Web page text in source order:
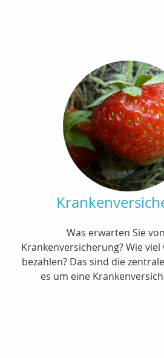
Was erwarten Sie
Krankenversicherung? Wie
bezahlen? Das sind die
es um eine